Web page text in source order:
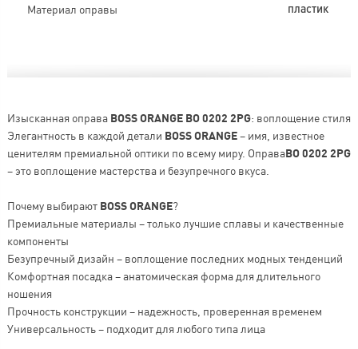
Материал оправы пластик
Изысканная оправа BOSS ORANGE BO 0202 2PG: воплощение стиля
Элегантность в каждой детали BOSS ORANGE– имя, известное
ценителям премиальной оптики по всему миру. ОправаBO 0202 2PG
– это воплощение мастерства и безупречного вкуса.
Почему выбирают BOSS ORANGE?
Премиальные материалы – только лучшие сплавы и качественные
компоненты
Безупречный дизайн – воплощение последних модных тенденций
Комфортная посадка – анатомическая форма для длительного
ношения
Прочность конструкции – надежность, проверенная временем
Универсальность – подходит для любого типа лица